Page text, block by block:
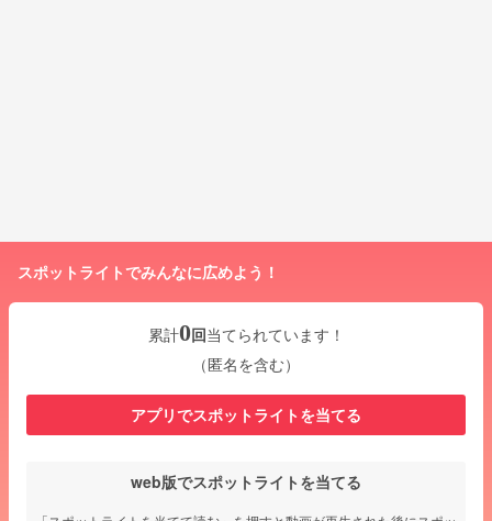
スポットライトでみんなに広めよう！
累計0回当てられています！
（匿名を含む）
アプリでスポットライトを当てる
web版でスポットライトを当てる